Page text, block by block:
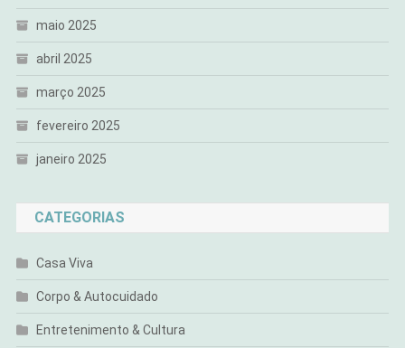
maio 2025
abril 2025
março 2025
fevereiro 2025
janeiro 2025
CATEGORIAS
Casa Viva
Corpo & Autocuidado
Entretenimento & Cultura